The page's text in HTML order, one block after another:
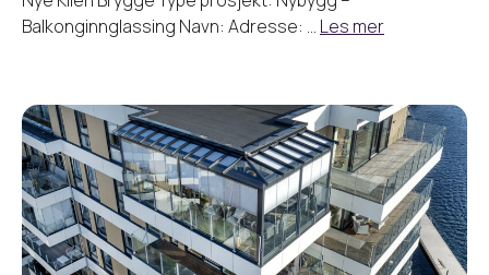
Balkonginnglassing Navn: Adresse: … Les mer